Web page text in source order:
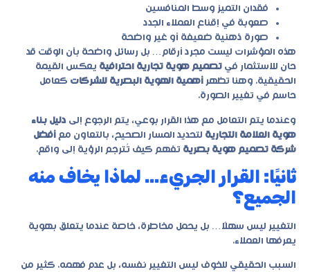
فقدان التميز وسط المنافسين
صعوبة في إقناع العملاء الجدد
صورة ذهنية ضعيفة أو غير واضحة
هذه المؤشرات ليست مجرد أرقام… بل رسائل واضحة بأن الوقت قد
حان للاستثمار في تصميم هوية تجارية احترافية يعكس القيمة
الحقيقية. وهنا تظهر أهمية الهوية البصرية للشركات كعامل
حاسم في تغيير الصورة.
وعندما يتم التعامل مع هذا القرار بوعي، يتم الرجوع إلى دليل بناء
هوية العلامة التجارية لتحديد المسار الصحيح، بالتعاون مع أفضل
شركة تصميم هوية بصرية تفهم كيف تُترجم الرؤية إلى واقع.
ثانيًا: القرار الجريء… لماذا يخاف منه
الجميع؟
التغيير ليس سهلًا… بل يحمل مخاطرة، خاصة عندما يتعلق بهوية
يعرفها العملاء.
السبب الحقيقي للخوف ليس التغيير نفسه، بل عدم فهمه. كثير من